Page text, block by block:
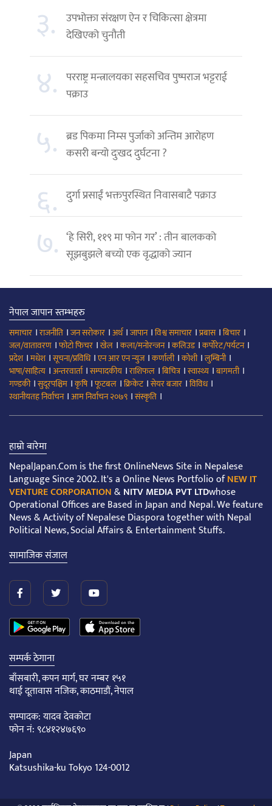
३.
उपभोक्ता संरक्षण ऐन र चिकित्सा क्षेत्रमा
देखिएको चुनौती
४. परराष्ट्र मन्त्रालयका सहसचिव पुष्पराज भट्टराई
पक्राउ
५. ब्रड पिकमा निम्स पुर्जाको अन्तिम आरोहण
कसरी बन्यो दुःखद दुर्घटना ?
६. दुर्गा प्रसाईं भक्तपुरस्थित निवासबाटै पक्राउ
७. ‘हे सिरी, ११९ मा फोन गर’ : तीन बालकको
सूझबुझले बच्यो एक वृद्धाको ज्यान
नेपाल जापान स्तम्भहरु
समाचार ।राजनीति ।जन सरोकार ।अर्थ।जापान।विश्व समाचार ।प्रबास।बिचार ।
जल/वातावरण ।फोटो फिचर ।खेल ।कला/मनोरन्जन।कलिउड।कर्पोरेट/पर्यटन।
प्रदेश।मधेश।सूचना/प्रविधि।एन आर एन न्युज।कर्णाली।कोशी।लुम्बिनी।
भाषा/साहित्य ।अन्तरवार्ता।सम्पादकीय ।राशिफल ।बिचित्र।स्वास्थ्य ।बागमती।
गण्डकी।सुदूरपश्चिम ।कृषि।फूटबल ।क्रिकेट।सेयर बजार ।विविध।
स्थानीयतह निर्वाचन।आम निर्वाचन २०७९ ।संस्कृति ।
हाम्रो बारेमा
NepalJapan.Com is the first OnlineNews Site in Nepalese
Language Since 2002. It's a Online News Portfolio ofNEW IT
VENTURE CORPORATION&NITV MEDIA PVT LTDwhose
Operational Offices are Based in Japan and Nepal. We feature
News & Activity of Nepalese Diaspora together with Nepal
Political News, Social Affairs & Entertainment Stuffs.
सामाजिक संजाल
सम्पर्क ठेगाना
बाँसबारी, कपन मार्ग, घर नम्बर १५१
थाई दूतावास नजिक, काठमाडौं, नेपाल
सम्पादक: यादव देवकोटा
फोन नं: ९८४१२४७६९०
Japan
Katsushika-ku Tokyo 124-0012